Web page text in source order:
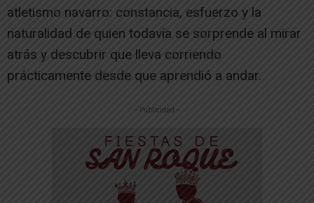
atletismo navarro: constancia, esfuerzo y la
naturalidad de quien todavía se sorprende al mirar
atrás y descubrir que lleva corriendo
prácticamente desde que aprendió a andar.
-- Publicidad --